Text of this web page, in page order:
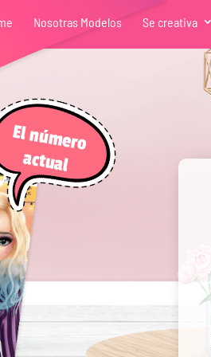
Nosotras Modelos Se creativa
El número
actual